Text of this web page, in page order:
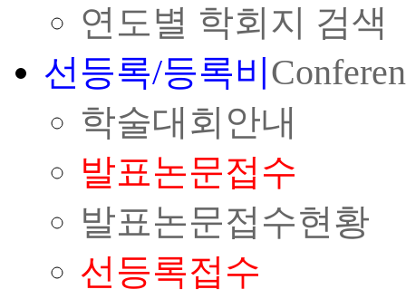
연도별 학회지 검색
선등록/등록비
학술대회안내
발표논문접수
발표논문접수현황
선등록접수